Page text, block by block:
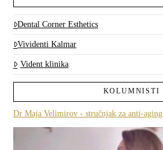
Dental Corner Esthetics
Vividenti Kalmar
Vident klinika
KOLUMNISTI
Dr Maja Velimirov - stručnjak za anti-aging